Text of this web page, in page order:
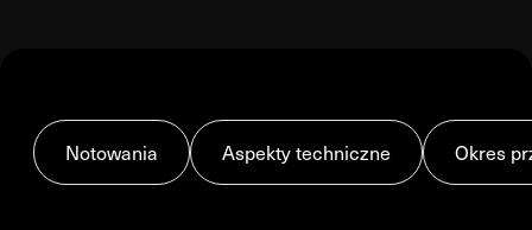
Notowania Aspekty techniczne Okres